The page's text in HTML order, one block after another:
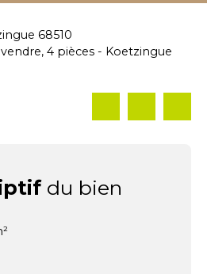
68510
4 pièces - Koetzingue
du bien